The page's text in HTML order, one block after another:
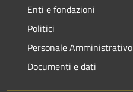
Enti e fondazioni
Politici
Personale Amministrativo
Documenti e dati